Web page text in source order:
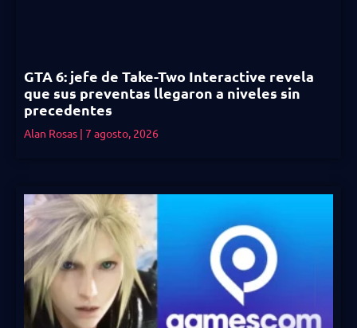
GTA 6: jefe de Take-Two Interactive revela
que sus preventas llegaron a niveles sin
precedentes
Alan Rosas 7 agosto, 2026